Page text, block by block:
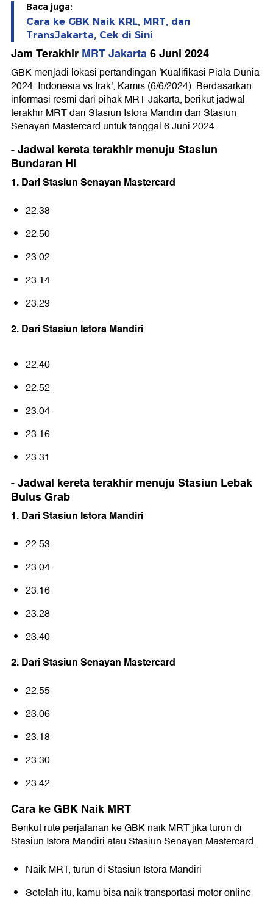
3. Angkutan Malam Hari (AMARI) TransJakarta
Baca juga:
Cara ke GBK Naik KRL, MRT, dan
TransJakarta, Cek di Sini
Jam Terakhir MRT Jakarta6 Juni 2024
GBK menjadi lokasi pertandingan 'Kualifikasi Piala Dunia
2024: Indonesia vs Irak', Kamis (6/6/2024). Berdasarkan
informasi resmi dari pihak MRT Jakarta, berikut jadwal
terakhir MRT dari Stasiun Istora Mandiri dan Stasiun
Senayan Mastercard untuk tanggal 6 Juni 2024.
- Jadwal kereta terakhir menuju Stasiun
Bundaran HI
1. Dari Stasiun Senayan Mastercard
22.38
22.50
23.02
23.14
23.29
2. Dari Stasiun Istora Mandiri
22.40
22.52
23.04
23.16
23.31
- Jadwal kereta terakhir menuju Stasiun Lebak
Bulus Grab
1. Dari Stasiun Istora Mandiri
22.53
23.04
23.16
23.28
23.40
2. Dari Stasiun Senayan Mastercard
22.55
23.06
23.18
23.30
23.42
Cara ke GBK Naik MRT
Berikut rute perjalanan ke GBK naik MRT jika turun di
Stasiun Istora Mandiri atau Stasiun Senayan Mastercard.
Naik MRT, turun di Stasiun Istora Mandiri
Setelah itu, kamu bisa naik transportasi motor online